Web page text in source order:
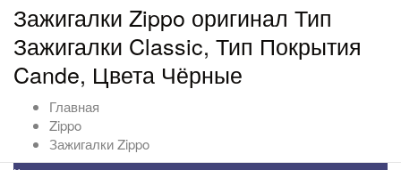
Зажигалки Zippo оригинал Тип
Зажигалки Classic, Тип Покрытия
Cande, Цвета Чёрные
Главная
Zippo
Зажигалки Zippo